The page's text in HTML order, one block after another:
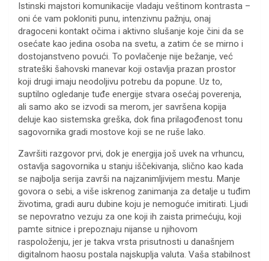
Istinski majstori komunikacije vladaju veštinom kontrasta –
oni će vam pokloniti punu, intenzivnu pažnju, onaj
dragoceni kontakt očima i aktivno slušanje koje čini da se
osećate kao jedina osoba na svetu, a zatim će se mirno i
dostojanstveno povući. To povlačenje nije bežanje, već
strateški šahovski manevar koji ostavlja prazan prostor
koji drugi imaju neodoljivu potrebu da popune. Uz to,
suptilno ogledanje tuđe energije stvara osećaj poverenja,
ali samo ako se izvodi sa merom, jer savršena kopija
deluje kao sistemska greška, dok fina prilagođenost tonu
sagovornika gradi mostove koji se ne ruše lako.
Završiti razgovor prvi, dok je energija još uvek na vrhuncu,
ostavlja sagovornika u stanju iščekivanja, slično kao kada
se najbolja serija završi na najzanimljivijem mestu. Manje
govora o sebi, a više iskrenog zanimanja za detalje u tuđim
životima, gradi auru dubine koju je nemoguće imitirati. Ljudi
se nepovratno vezuju za one koji ih zaista primećuju, koji
pamte sitnice i prepoznaju nijanse u njihovom
raspoloženju, jer je takva vrsta prisutnosti u današnjem
digitalnom haosu postala najskuplja valuta. Vaša stabilnost